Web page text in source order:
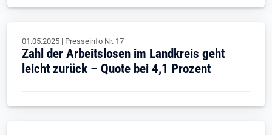
01.05.2025 | Presseinfo Nr. 17
Zahl der Arbeitslosen im Landkreis geht
leicht zurück – Quote bei 4,1 Prozent